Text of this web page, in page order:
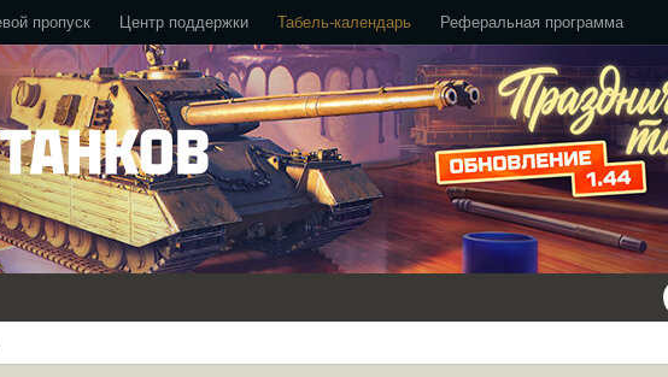
пропуск Центр поддержки Табель-календарь Реферальная программа